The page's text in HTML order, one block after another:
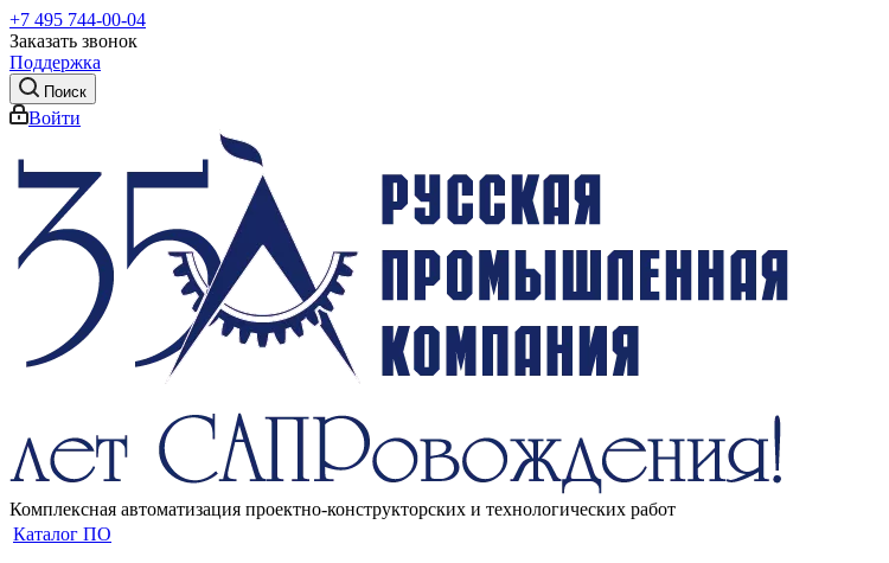
+7 495 744-00-04
Заказать звонок
Поддержка
Поиск
Войти
Комплексная автоматизация проектно-конструкторских и технологических работ
Каталог ПО